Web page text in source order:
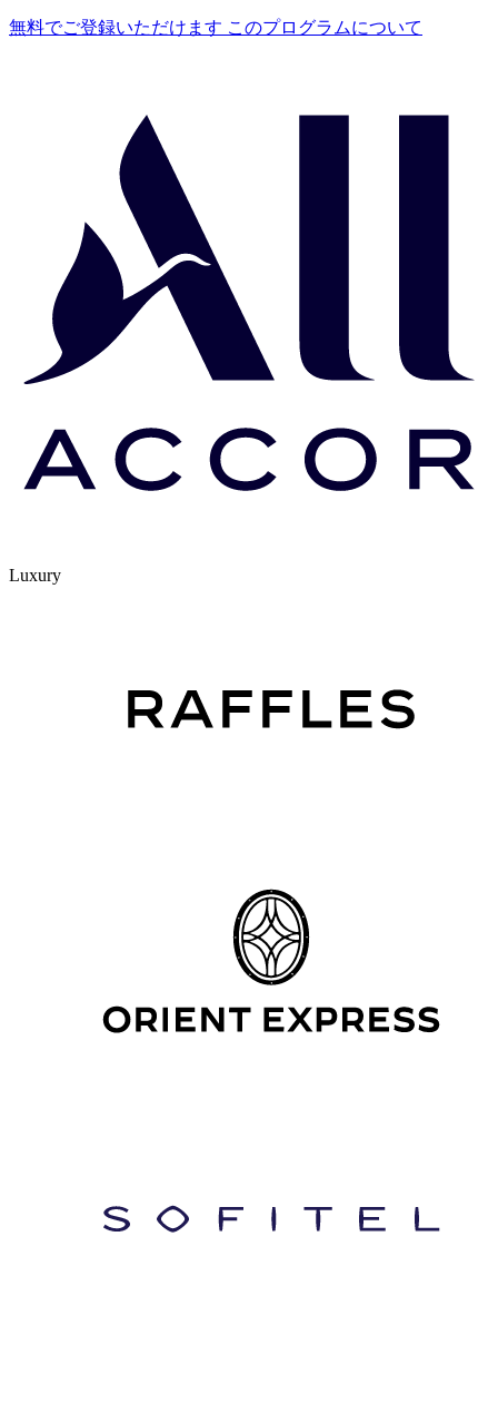
無料でご登録いただけます このプログラムについて
Luxury